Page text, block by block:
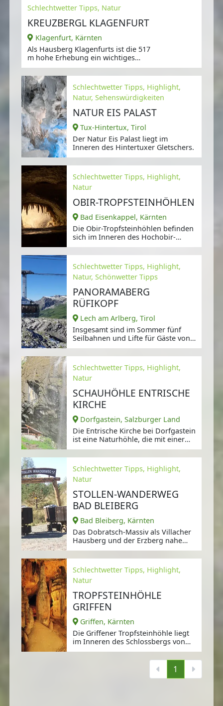
Schlechtwetter Tipps, Natur
KREUZBERGL KLAGENFURT
Klagenfurt, Kärnten
Als Hausberg Klagenfurts ist die 517
m hohe Erhebung ein wichtiges
Naherholungsziel.
Schlechtwetter Tipps, Highlight,
Natur, Sehenswürdigkeiten
NATUR EIS PALAST
Tux-Hintertux, Tirol
Der Natur Eis Palast liegt im
Inneren des Hintertuxer Gletschers.
Schlechtwetter Tipps, Highlight,
Natur
OBIR-TROPFSTEINHÖHLEN
Bad Eisenkappel, Kärnten
Die Obir-Tropfsteinhöhlen befinden
sich im Inneren des Hochobir-
Massivs,
Schlechtwetter Tipps, Highlight,
Natur, Schönwetter Tipps
PANORAMABERG
RÜFIKOPF
Lech am Arlberg, Tirol
Insgesamt sind im Sommer fünf
Seilbahnen und Lifte für Gäste von
Lech Zürs geöffnet: Auf der einen
Schlechtwetter Tipps, Highlight,
Natur
SCHAUHÖHLE ENTRISCHE
KIRCHE
Dorfgastein, Salzburger Land
Die Entrische Kirche bei Dorfgastein
ist eine Naturhöhle, die mit einer
Länge von rund 2.
Schlechtwetter Tipps, Highlight,
Natur
STOLLEN-WANDERWEG
BAD BLEIBERG
Bad Bleiberg, Kärnten
Das Dobratsch-Massiv als Villacher
Hausberg und der Erzberg nahe
Bad Bleiberg ähneln beide dem
Schlechtwetter Tipps, Highlight,
Natur
TROPFSTEINHÖHLE
GRIFFEN
Griffen, Kärnten
Die Griffener Tropfsteinhöhle liegt
im Inneren des Schlossbergs von
Griffen in Südkärnten.
1